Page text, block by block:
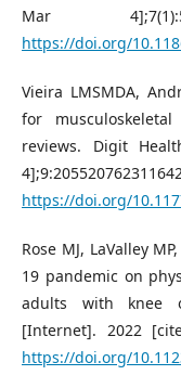
Mar
https://doi.org/
Vieira LMSMDA,
for
reviews. Digit
https://doi.org/
Rose MJ, LaValley
19 pandemic on
adults with knee
[Internet]. 2022
https://doi.org/